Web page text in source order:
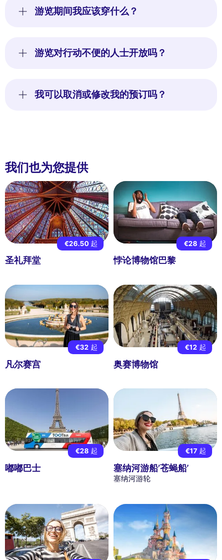
游览期间我应该穿什么？
游览对行动不便的人士开放吗？
我可以取消或修改我的预订吗？
我们也为您提供
€26.50 起
圣礼拜堂
€28起
悖论博物馆巴黎
€32 起
凡尔赛宫
€12 起
奥赛博物馆
€28 起
嘟嘟巴士
€17起
塞纳河游船’苍蝇船’
塞纳河游轮